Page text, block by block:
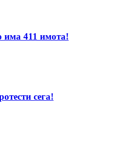
има 411 имота!
сега!